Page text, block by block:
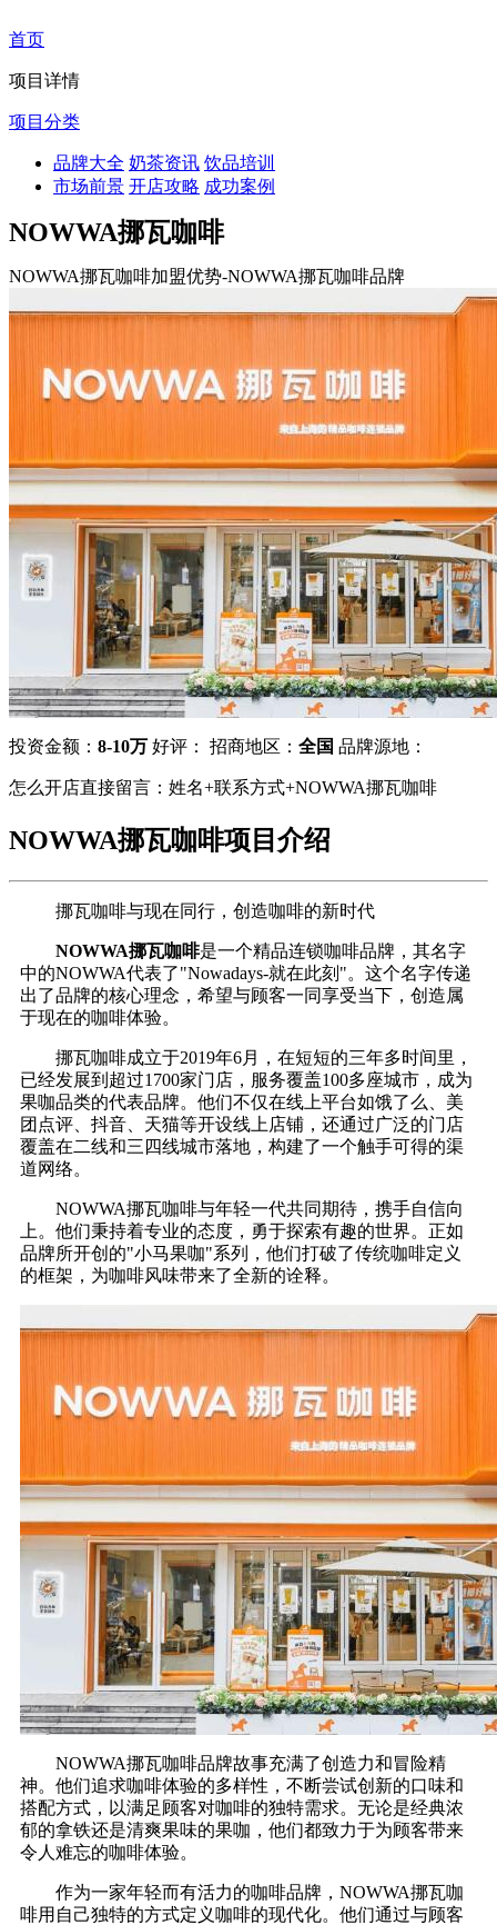
首页
项目详情
项目分类
品牌大全 奶茶资讯 饮品培训
市场前景 开店攻略 成功案例
NOWWA挪瓦咖啡
NOWWA挪瓦咖啡加盟优势-NOWWA挪瓦咖啡品牌
投资金额： 8-10万 好评： 招商地区： 全国 品牌源地：
怎么开店直接留言：姓名+联系方式+NOWWA挪瓦咖啡
NOWWA挪瓦咖啡项目介绍
挪瓦咖啡与现在同行，创造咖啡的新时代
NOWWA挪瓦咖啡是一个精品连锁咖啡品牌，其名字
中的NOWWA代表了"Nowadays-就在此刻"。这个名字传递
出了品牌的核心理念，希望与顾客一同享受当下，创造属
于现在的咖啡体验。
挪瓦咖啡成立于2019年6月，在短短的三年多时间里，
已经发展到超过1700家门店，服务覆盖100多座城市，成为
果咖品类的代表品牌。他们不仅在线上平台如饿了么、美
团点评、抖音、天猫等开设线上店铺，还通过广泛的门店
覆盖在二线和三四线城市落地，构建了一个触手可得的渠
道网络。
NOWWA挪瓦咖啡与年轻一代共同期待，携手自信向
上。他们秉持着专业的态度，勇于探索有趣的世界。正如
品牌所开创的"小马果咖"系列，他们打破了传统咖啡定义
的框架，为咖啡风味带来了全新的诠释。
NOWWA挪瓦咖啡品牌故事充满了创造力和冒险精
神。他们追求咖啡体验的多样性，不断尝试创新的口味和
搭配方式，以满足顾客对咖啡的独特需求。无论是经典浓
郁的拿铁还是清爽果味的果咖，他们都致力于为顾客带来
令人难忘的咖啡体验。
作为一家年轻而有活力的咖啡品牌，NOWWA挪瓦咖
啡用自己独特的方式定义咖啡的现代化。他们通过与顾客